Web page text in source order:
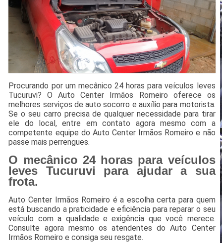
Procurando por um mecânico 24 horas para veículos leves
Tucuruvi? O Auto Center Irmãos Romeiro oferece os
melhores serviços de auto socorro e auxílio para motorista.
Se o seu carro precisa de qualquer necessidade para tirar
ele do local, entre em contato agora mesmo com a
competente equipe do Auto Center Irmãos Romeiro e não
passe mais perrengues.
O mecânico 24 horas para veículos
leves Tucuruvi para ajudar a sua
frota.
Auto Center Irmãos Romeiro é a escolha certa para quem
está buscando a praticidade e eficiência para reparar o seu
veículo com a qualidade e exigência que você merece.
Consulte agora mesmo os atendentes do Auto Center
Irmãos Romeiro e consiga seu resgate.